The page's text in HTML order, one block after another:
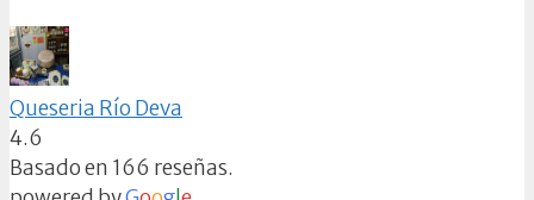
Queseria Río Deva
4.6
Basado en 166 reseñas.